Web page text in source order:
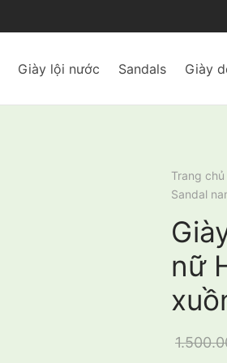
Giày lội nước Sandals Giày
Trang chủ
Sandal
nữ